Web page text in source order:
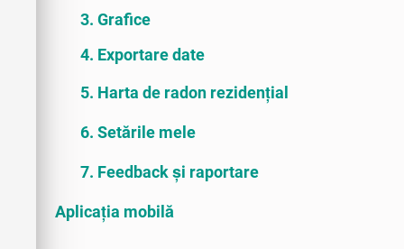
3. Grafice
4. Exportare date
5. Harta de radon rezidențial
6. Setările mele
7. Feedback și raportare
Aplicația mobilă